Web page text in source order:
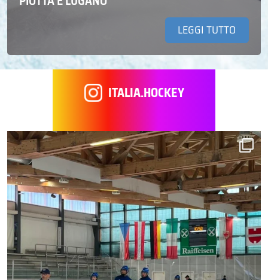
LEGGI TUTTO
ITALIA.HOCKEY